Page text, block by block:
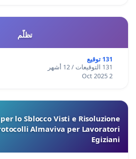
تظلّم
131 توقيع
131 التوقيعات / 12 أشهر
2 Oct 2025
lo Sblocco Visti e Risoluzione
Almaviva per Lavoratori
Egiziani